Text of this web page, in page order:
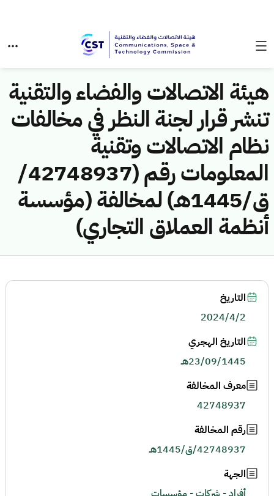
هيئة الاتصالات والفضاء والتقنية
تنشر قرار لجنة النظر في مخالفات
نظام الاتصالات وتقنية
المعلومات رقم (42748937/
ق/1445هـ) لمخالفة (مؤسسة
أنظمة العملاق التجاري)
التاريخ
2024/4/2
التاريخ الهجري
23/09/1445هـ
معرف المخالفة
42748937
رقم المخالفة
42748937/ق/1445هـ
الجهة